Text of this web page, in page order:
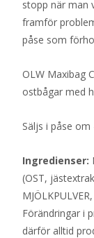
stopp när man
framför
påse som
OLW Maxibag
ostbågar med
Säljs i påse om
Ingredienser:
(OST,
Förändringar i
därför alltid